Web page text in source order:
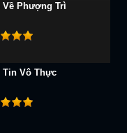
Về Phượng Trì
Tin Vô Thực